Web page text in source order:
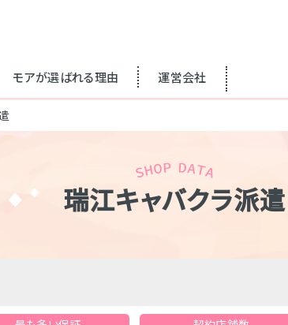
モアが選ばれる理由 運営会社
瑞江キャバクラ派遣